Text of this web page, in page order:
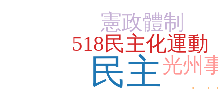
民主
518民主化運動
光州
憲政體制